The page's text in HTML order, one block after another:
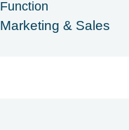
Function
Marketing & Sales